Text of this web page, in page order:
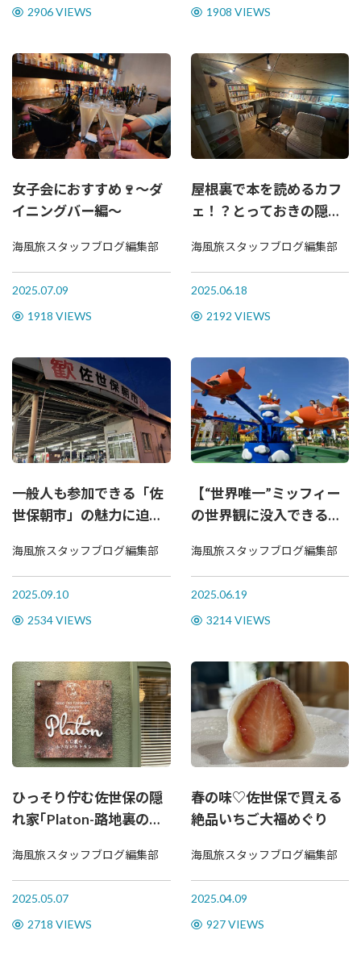
2906 VIEWS 1908 VIEWS
女子会におすすめ🍷～ダ
イニングバー編～
海風旅スタッフブログ編集部
2025.07.09
1918 VIEWS
屋根裏で本を読めるカフ
ェ！？とっておきの隠れ
海風旅スタッフブログ編集部
2025.06.18
2192 VIEWS
一般人も参加できる「佐
世保朝市」の魅力に迫
海風旅スタッフブログ編集部
2025.09.10
2534 VIEWS
【“世界唯一”ミッフィー
の世界観に没入できる新
「ミッフィー・ワンダー
スクエア」に行ってき
た！
海風旅スタッフブログ編集部
2025.06.19
3214 VIEWS
ひっそり佇む佐世保の隠
れ家｢Platon-路地裏の小
チ♪
海風旅スタッフブログ編集部
2025.05.07
2718 VIEWS
春の味♡佐世保で買える
絶品いちご大福めぐり
海風旅スタッフブログ編集部
2025.04.09
927 VIEWS